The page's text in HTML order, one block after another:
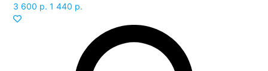
3 600 р. 1 440 р.